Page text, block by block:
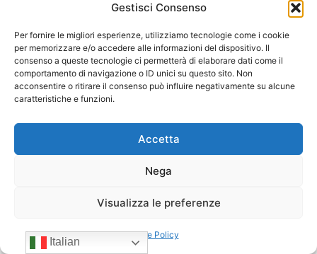
Gestisci Consenso
Per fornire le migliori esperienze, utilizziamo tecnologie come i cookie
per memorizzare e/o accedere alle informazioni del dispositivo. Il
consenso a queste tecnologie ci permetterà di elaborare dati come il
comportamento di navigazione o ID unici su questo sito. Non
acconsentire o ritirare il consenso può influire negativamente su alcune
caratteristiche e funzioni.
Accetta
Nega
Visualizza le preferenze
Cookie Policy
CONFIDA Servizi srl presenta il
nuovo Consiglio di Amministrazione
17/07/2026
Italian